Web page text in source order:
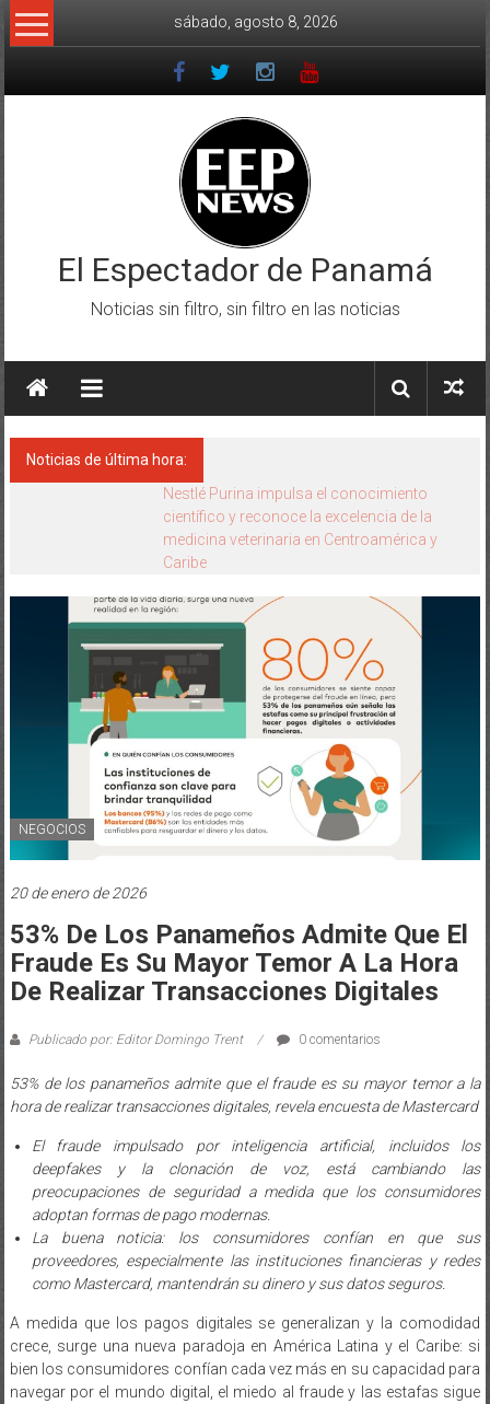
Saltar
al
sábado, agosto 8, 2026
El Espectador de Panamá
Noticias sin filtro, sin filtro en las noticias
Noticias de última hora:
Ella Invierte Summit 2026 celebra cinco
años
20 de enero de 2026
53% De Los Panameños Admite Que El
Fraude Es Su Mayor Temor A La Hora
De Realizar Transacciones Digitales
Publicado por: Editor Domingo Trent 0 comentarios
53% de los panameños admite que el fraude es su mayor temor a la
El fraude impulsado por inteligencia artificial, incluidos los
preocupaciones de seguridad a medida que los consumidores
adoptan formas de pago modernas.
La buena noticia: los consumidores confían en que sus
proveedores, especialmente las instituciones financieras y redes
como Mastercard, mantendrán su dinero y sus datos seguros.
A medida que los pagos digitales se generalizan y la comodidad
bien los consumidores confían cada vez más en su capacidad para
navegar por el mundo digital, el miedo al fraude y las estafas sigue
siendo su principal preocupación. Esto concluye la última encuesta
regional sobre ciberseguridad elaborada por Mastercard.